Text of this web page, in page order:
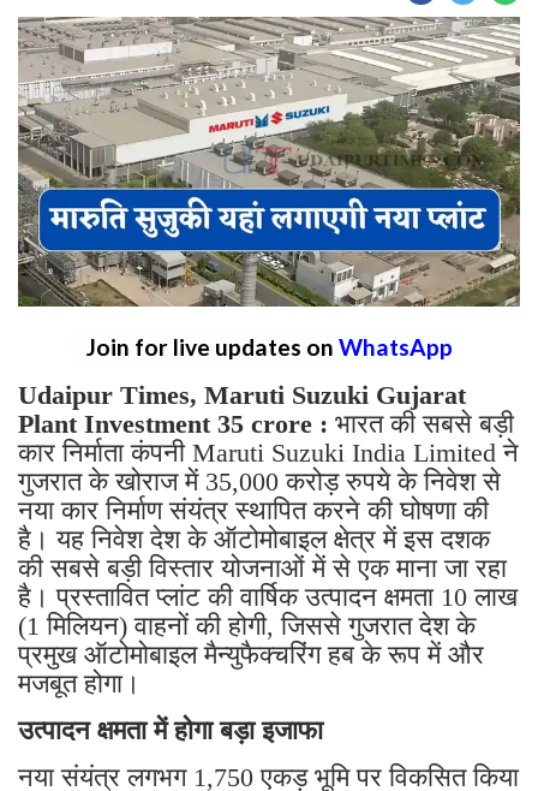
Join for live updates on WhatsApp
Udaipur Times, Maruti Suzuki Gujarat
Plant Investment 35 crore : भारत की सबसे बड़ी
कार निर्माता कंपनी Maruti Suzuki India Limited ने
गुजरात के खोराज में 35,000 करोड़ रुपये के निवेश से
नया कार निर्माण संयंत्र स्थापित करने की घोषणा की
है। यह निवेश देश के ऑटोमोबाइल क्षेत्र में इस दशक
की सबसे बड़ी विस्तार योजनाओं में से एक माना जा रहा
है। प्रस्तावित प्लांट की वार्षिक उत्पादन क्षमता 10 लाख
(1 मिलियन) वाहनों की होगी, जिससे गुजरात देश के
प्रमुख ऑटोमोबाइल मैन्युफैक्चरिंग हब के रूप में और
मजबूत होगा।
उत्पादन क्षमता में होगा बड़ा इजाफा
नया संयंत्र लगभग 1,750 एकड़ भूमि पर विकसित किया